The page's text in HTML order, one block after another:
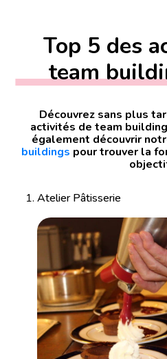
Top 5 des
team
Découvrez sans plus
activités de team
également découvrir
buildings pour trouver la
Atelier Pâtisserie